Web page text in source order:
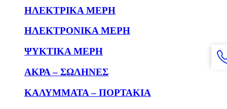
ΗΛΕΚΤΡΙΚΑ ΜΕΡΗ
ΗΛΕΚΤΡΟΝΙΚΑ ΜΕΡΗ
ΨΥΚΤΙΚΑ ΜΕΡΗ
ΑΚΡΑ – ΣΩΛΗΝΕΣ
ΚΑΛΥΜΜΑΤΑ – ΠΟΡΤΑΚΙΑ